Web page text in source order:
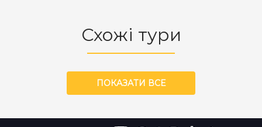
Схожі тури
ПОКАЗАТИ ВСЕ